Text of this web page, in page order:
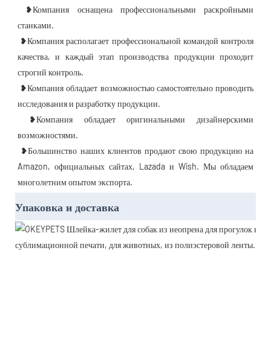
станками.
качества, и каждый этап производства продукции проходит
строгий контроль.
исследования и разработку продукции.
возможностями.
Amazon, официальных сайтах, Lazada и Wish. Мы обладаем
многолетним опытом экспорта.
Упаковка и доставка